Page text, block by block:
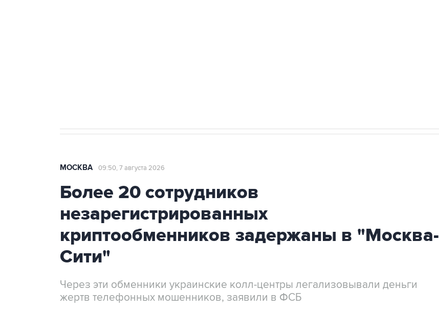
МОСКВА 09:50, 7 августа 2026
Более 20 сотрудников
незарегистрированных
криптообменников задержаны в "Москва-
Сити"
Через эти обменники украинские колл-центры легализовывали деньги
жертв телефонных мошенников, заявили в ФСБ